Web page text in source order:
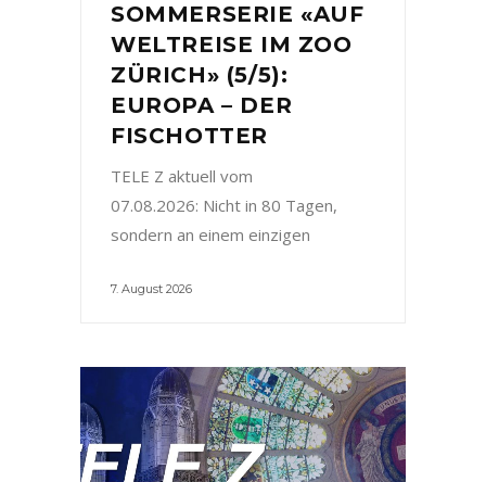
SOMMERSERIE «AUF
WELTREISE IM ZOO
ZÜRICH» (5/5):
EUROPA – DER
FISCHOTTER
TELE Z aktuell vom
07.08.2026: Nicht in 80 Tagen,
sondern an einem einzigen
7. August 2026